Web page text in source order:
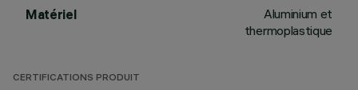
Matériel
Aluminium et
thermoplastique
CERTIFICATIONS PRODUIT